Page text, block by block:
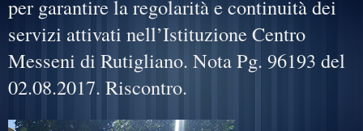
per garantire la regolarità e continuità dei
servizi attivati nell’Istituzione Centro
Messeni di Rutigliano. Nota Pg. 96193 del
02.08.2017. Riscontro.